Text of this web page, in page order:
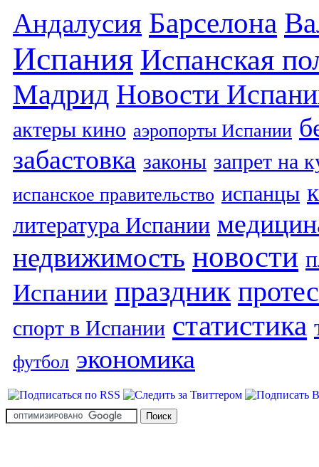
Андалусия Барселона
Испания Испанская
Мадрид Новости
актеры кино аэропорты Испании
забастовка законы запрет на
испанское правительство испанцы
литература Испании
недвижимость новости
Испании праздник
спорт в Испании статистика
футбол экономика